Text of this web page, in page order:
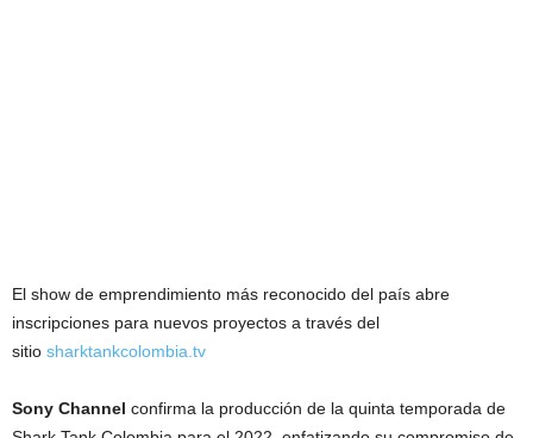
El show de emprendimiento más reconocido del país abre
inscripciones para nuevos proyectos a través del
sitio sharktankcolombia.tv
Sony Channel confirma la producción de la quinta temporada de